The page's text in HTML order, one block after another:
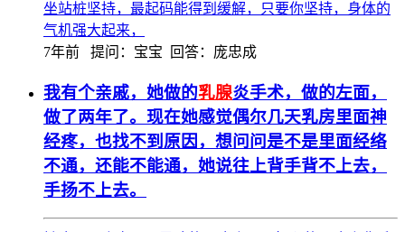
坐站桩坚持，最起码能得到缓解，只要你坚持，身体的
气机强大起来，
7年前 提问：宝宝 回答：庞忠成
我有个亲戚，她做的乳腺炎手术，做的左面，
做了两年了。现在她感觉偶尔几天乳房里面神
经疼，也找不到原因，想问问是不是里面经络
不通，还能不能通，她说往上背手背不上去，
手扬不上去。